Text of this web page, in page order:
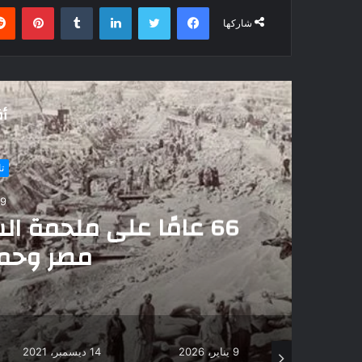
شاركها
فيسبوك تويتر لينكدإن
تاريخ ومزارات
9 يناير، 2026
66 عامًا على ملحمة السد
مصر وحمى
9 يناير، 2026